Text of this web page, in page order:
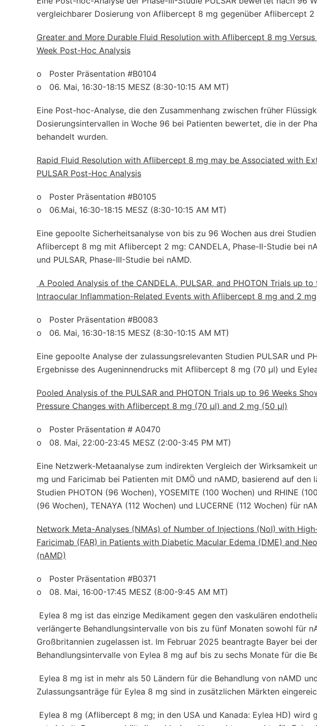
vergleichbarer Dosierung von Aflibercept 8 mg gegenüber Aflibercept 2
Greater and More Durable Fluid Resolution with Aflibercept 8 mg
Week Post-Hoc Analysis
o Poster Präsentation #B0104
o 06. Mai, 16:30-18:15 MESZ (8:30-10:15 AM MT)
Eine Post-hoc-Analyse, die den Zusammenhang zwischen früher
Dosierungsintervallen in Woche 96 bei Patienten bewertet, die in der
behandelt wurden.
Rapid Fluid Resolution with Aflibercept 8 mg may be Associated with
PULSAR Post-Hoc Analysis
o Poster Präsentation #B0105
o 06.Mai, 16:30-18:15 MESZ (8:30-10:15 AM MT)
Eine gepoolte Sicherheitsanalyse von bis zu 96 Wochen aus drei
Aflibercept 8 mg mit Aflibercept 2 mg: CANDELA, Phase-II-Studie bei
und PULSAR, Phase-III-Studie bei nAMD.
A Pooled Analysis of the CANDELA, PULSAR, and PHOTON Trials up
Intraocular Inflammation-Related Events with Aflibercept 8 mg and 2 mg
o Poster Präsentation #B0083
o 06. Mai, 16:30-18:15 MESZ (8:30-10:15 AM MT)
Eine gepoolte Analyse der zulassungsrelevanten Studien PULSAR und
Ergebnisse des Augeninnendrucks mit Aflibercept 8 mg (70 μl) und
Pooled Analysis of the PULSAR and PHOTON Trials up to 96 Weeks
Pressure Changes with Aflibercept 8 mg (70 μl) and 2 mg (50 μl)
o Poster Präsentation # A0470
o 08. Mai, 22:00-23:45 MESZ (2:00-3:45 PM MT)
Eine Netzwerk-Metaanalyse zum indirekten Vergleich der Wirksamkeit
mg und Faricimab bei Patienten mit DMÖ und nAMD, basierend auf
Studien PHOTON (96 Wochen), YOSEMITE (100 Wochen) und RHINE
(96 Wochen), TENAYA (112 Wochen) und LUCERNE (112 Wochen) für
Network Meta-Analyses (NMAs) of Number of Injections (NoI) with
Faricimab (FAR) in Patients with Diabetic Macular Edema (DME) and
(nAMD)
o Poster Präsentation #B0371
o 08. Mai, 16:00-17:45 MESZ (8:00-9:45 AM MT)
Eylea 8 mg ist das einzige Medikament gegen den vaskulären
verlängerte Behandlungsintervalle von bis zu fünf Monaten sowohl für
Großbritannien zugelassen ist. Im Februar 2025 beantragte Bayer bei
Behandlungsintervalle von Eylea 8 mg auf bis zu sechs Monate für die
Eylea 8 mg ist in mehr als 50 Ländern für die Behandlung von nAMD
Zulassungsanträge für Eylea 8 mg sind in zusätzlichen Märkten
Eylea 8 mg (Aflibercept 8 mg; in den USA und Kanada: Eylea HD) wird